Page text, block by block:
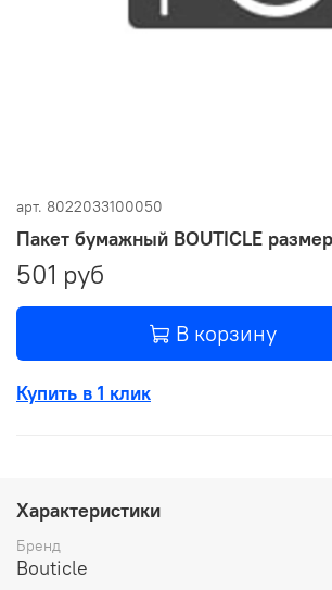
арт. 8022033100050
Пакет бумажный BOUTICLE
501 руб
В корзину
Купить в 1 клик
Характеристики
Бренд
Bouticle